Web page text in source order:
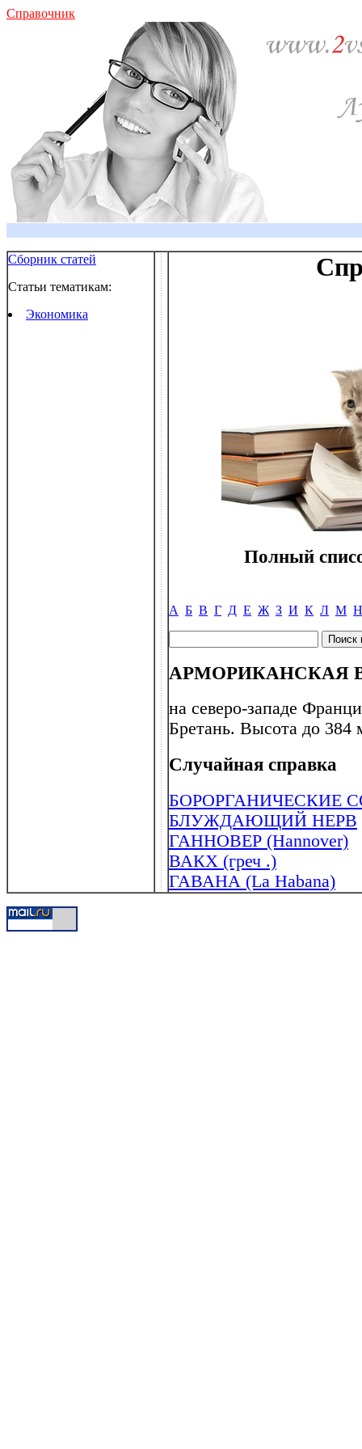
Справочник
Сборник статей
Статьи тематикам:
Экономика
Полный
А Б В Г Д Е Ж З И К Л М Н
АРМОРИКАНСКАЯ
на северо-западе
Бретань. Высота до 384
Случайная справка
БОРОРГАНИЧЕСКИЕ
БЛУЖДАЮЩИЙ НЕРВ
ГАННОВЕР (Hannover)
ВАКХ (греч .)
ГАВАНА (La Habana)